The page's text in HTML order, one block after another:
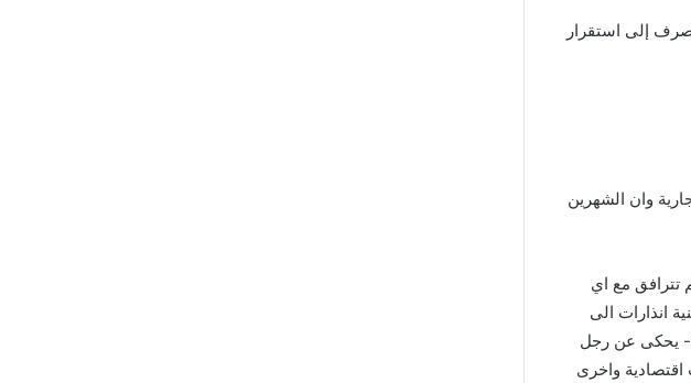
إلى استقرار
وان الشهرين
تترافق مع اي
انذارات الى
يحكى عن رجل
واخرى